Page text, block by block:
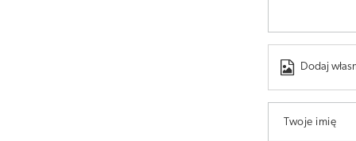
Dodaj
Twoje imię